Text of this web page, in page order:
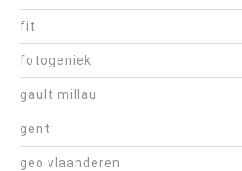
fit
fotogeniek
gault millau
gent
geo vlaanderen